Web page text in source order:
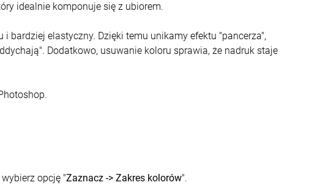
idealnie komponuje się z ubiorem.
bardziej elastyczny. Dzięki temu unikamy efektu "pancerza",
Dodatkowo, usuwanie koloru sprawia, że nadruk staje
opcję "Zaznacz -> Zakres kolorów".